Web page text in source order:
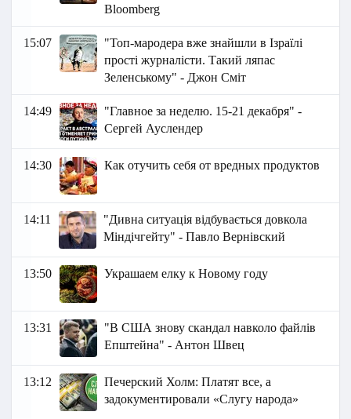
Bloomberg
15:07
"Топ-мародера вже знайшли в Ізраїлі
прості журналісти. Такий ляпас
Зеленському" - Джон Сміт
14:49
"Главное за неделю. 15-21 декабря" -
Сергей Ауслендер
14:30 Как отучить себя от вредных продуктов
14:11
"Дивна ситуація відбувається довкола
Міндічгейту" - Павло Вернівский
13:50 Украшаем елку к Новому году
13:31
"В США знову скандал навколо файлів
Епштейна" - Антон Швец
13:12
Печерский Холм: Платят все, а
задокументировали «Слугу народа»